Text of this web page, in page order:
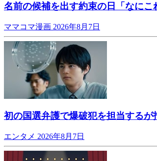
名前の候補を出す約束の日「なに
ママコマ漫画 2026年8月7日
初の国選弁護で爆破犯を担当する
エンタメ 2026年8月7日